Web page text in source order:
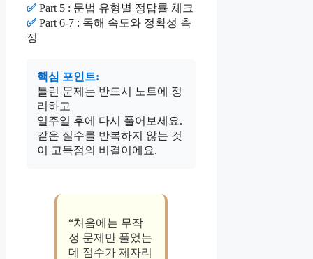
✅ Part 5 : 문법 유형별 정답률 체크
✅ Part 6-7 : 독해 속도와 정확성 측
정
핵심 포인트:
틀린 문제는 반드시 노트에 정
리하고
일주일 후에 다시 풀어보세요.
같은 실수를 반복하지 않는 것
이 고득점의 비결이에요.
“처음에는 무작
정 문제만 풀었는
데 점수가 제자리